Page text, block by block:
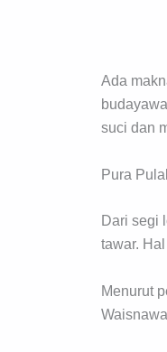
Ada
suci dan
Pura
Dari segi
tawar.
Menurut